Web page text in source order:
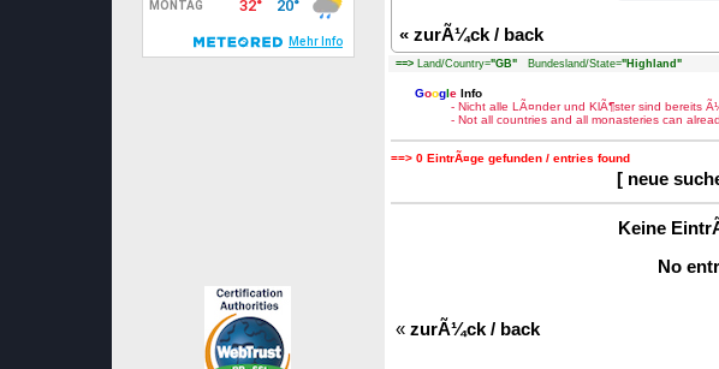
« zurÃ¼ck / back
==> Land/Country="GB" Bundesland/State="Highland"
Google Info
- Nicht alle LÃ¤nder und KlÃ¶ster sind bereits
- Not all countries and all monasteries can
==> 0 EintrÃ¤ge gefunden / entries found
[ neue
Keine
No
« zurÃ¼ck / back